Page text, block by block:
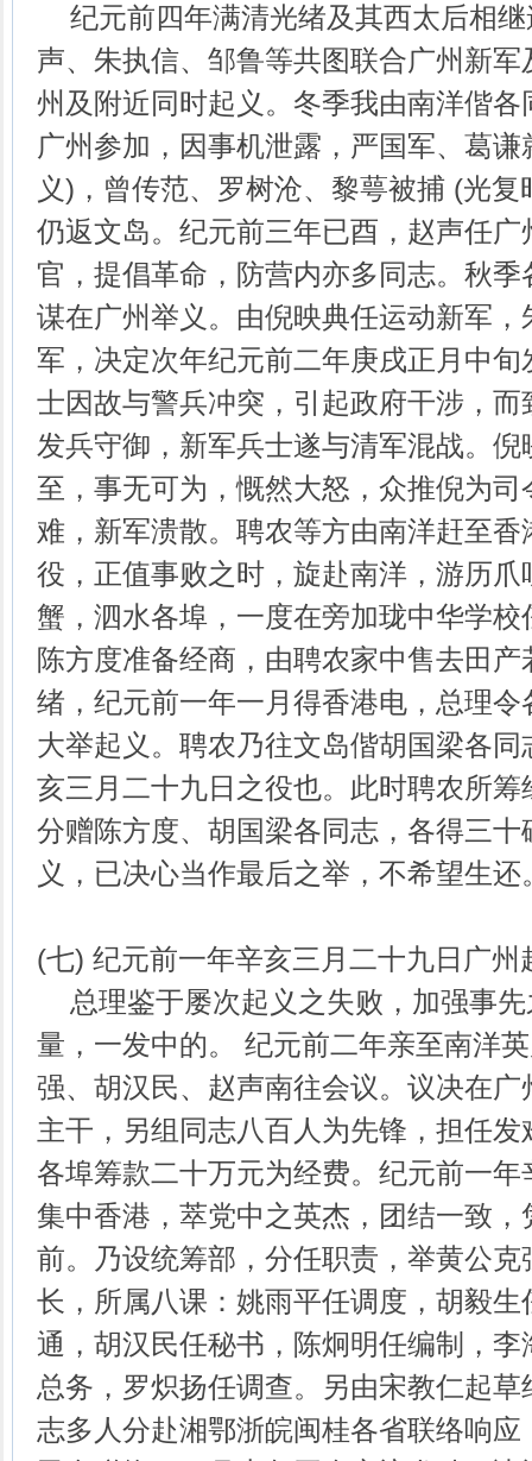
纪元前四年满清光绪及其西太后相继
声、朱执信、邹鲁等共图联合广州新
州及附近同时起义。冬季我由南洋偕
广州参加，因事机泄露，严国军、葛
义)，曾传范、罗树沧、黎萼被捕 (光
仍返文岛。纪元前三年已酉，赵声任
官，提倡革命，防营内亦多同志。秋
谋在广州举义。由倪映典任运动新军
军，决定次年纪元前二年庚戌正月中
士因故与警兵冲突，引起政府干涉，
发兵守御，新军兵士遂与清军混战。
至，事无可为，慨然大怒，众推倪为
难，新军溃散。聘农等方由南洋赶至
役，正值事败之时，旋赴南洋，游历
蟹，泗水各埠，一度在旁加珑中华学
陈方度准备经商，由聘农家中售去田
绪，纪元前一年一月得香港电，总理
大举起义。聘农乃往文岛偕胡国梁各
亥三月二十九日之役也。此时聘农所
分赠陈方度、胡国梁各同志，各得三
义，已决心当作最后之举，不希望生还
(七) 纪元前一年辛亥三月二十九日广州
总理鉴于屡次起义之失败，加强事先
量，一发中的。 纪元前二年亲至南洋
强、胡汉民、赵声南往会议。议决在
主干，另组同志八百人为先锋，担任
各埠筹款二十万元为经费。纪元前一
集中香港，萃党中之英杰，团结一致
前。乃设统筹部，分任职责，举黄公
长，所属八课：姚雨平任调度，胡毅
通，胡汉民任秘书，陈炯明任编制，
总务，罗炽扬任调查。另由宋教仁起
志多人分赴湘鄂浙皖闽桂各省联络响